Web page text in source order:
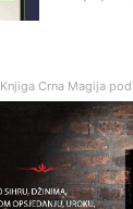
Knjiga Crna Magija